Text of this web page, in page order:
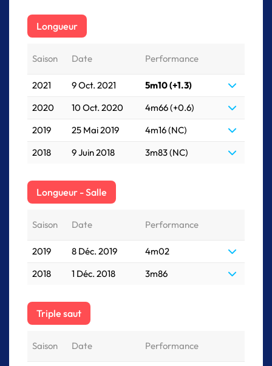
Longueur
Saison Date Performance
2021 9 Oct. 2021
5m10 (+1.3)
2020
10 Oct. 2020
4m66 (+0.6)
2019
25 Mai 2019
4m16 (NC)
2018
9 Juin 2018 3m83 (NC)
Longueur - Salle
Saison Date Performance
2019 8 Déc. 2019
4m02
2018
1 Déc. 2018 3m86
Triple saut
Saison Date Performance